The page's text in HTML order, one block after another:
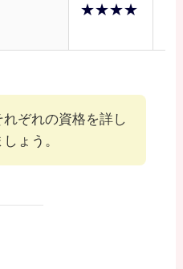
★★★★
ぞれの資格を詳し
ょう。